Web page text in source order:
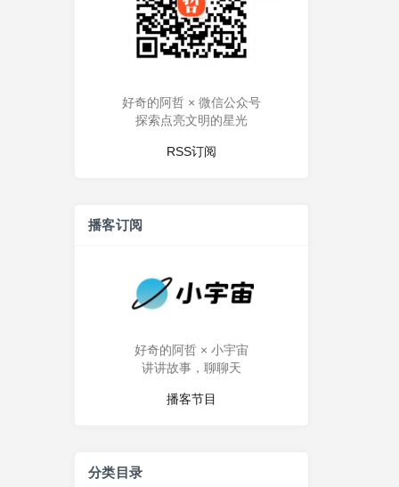
好奇的阿哲 × 微信公众号
探索点亮文明的星光
RSS订阅
播客订阅
好奇的阿哲 × 小宇宙
讲讲故事，聊聊天
播客节目
分类目录